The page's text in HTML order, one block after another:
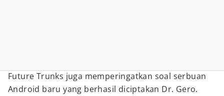
Future Trunks juga memperingatkan soal serbuan
Android baru yang berhasil diciptakan Dr. Gero.